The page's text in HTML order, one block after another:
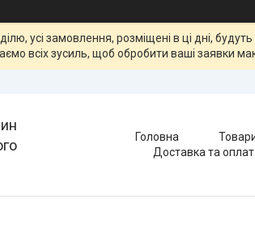
усі замовлення, розміщені в ці дні,
всіх зусиль, щоб обробити ваші заявки
Головна
Доставка та